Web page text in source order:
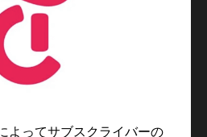
よってサブスクライバーの